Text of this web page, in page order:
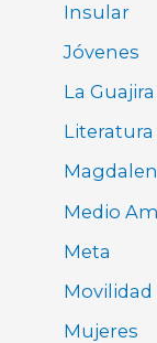
Insular
Jóvenes
La Guajira
Literatura
Medio
Meta
Movilidad
Mujeres